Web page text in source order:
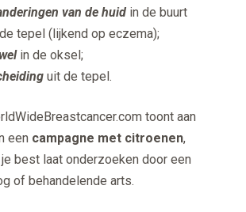
van de huid in de buurt
tepel (lijkend op eczema);
in de oksel;
uit de tepel.
toont aan
een campagne met citroenen,
best laat onderzoeken door een
of behandelende arts.